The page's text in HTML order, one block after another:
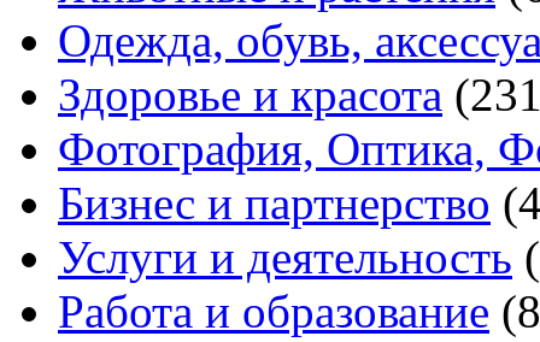
Одежда, обувь,
Здоровье и красота
Фотография, Оптика,
Бизнес и партнерство
Услуги и деятельность
Работа и образование